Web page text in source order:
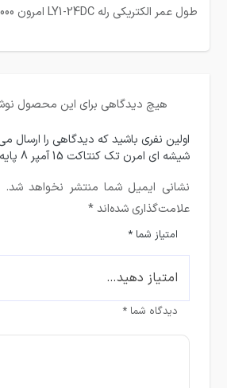
طول عمر الکتریکی رله LY1-24DC امرون 200000 بار میباشد.
هیچ دیدگاهی برای این محصول
اولین نفری باشید که دیدگاهی را ارسال
شیشه ای امرن تک کنتاکت 15 آمپر 8 پایه LY1 24DC”
نشانی ایمیل شما منتشر نخواهد شد.
علامت‌گذاری شده‌اند*
امتیاز شما*
دیدگاه شما*